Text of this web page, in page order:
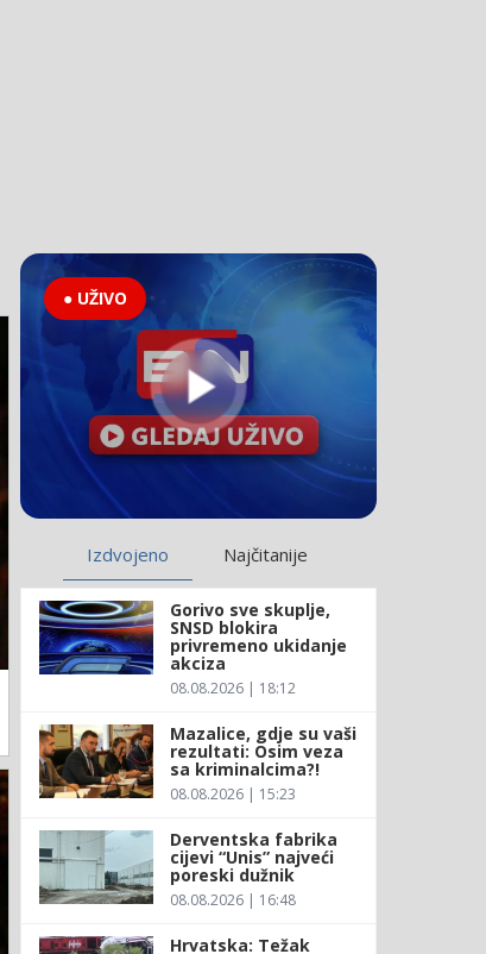
● UŽIVO
Izdvojeno Najčitanije
Gorivo sve skuplje,
SNSD blokira
privremeno ukidanje
akciza
08.08.2026 | 18:12
Mazalice, gdje su vaši
rezultati: Osim veza
sa kriminalcima?!
08.08.2026 | 15:23
Derventska fabrika
cijevi “Unis” najveći
poreski dužnik
08.08.2026 | 16:48
Hrvatska: Težak